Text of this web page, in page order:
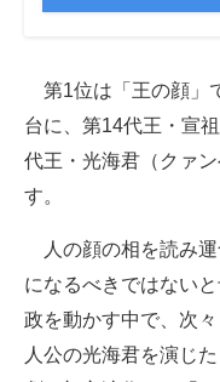
第1位は「王の顔」
台に、第14代王・宣
代王・光海君（クァ
す。
人の顔の相を読み運
になるべきではない
政を動かす中で、次
人公の光海君を演じ